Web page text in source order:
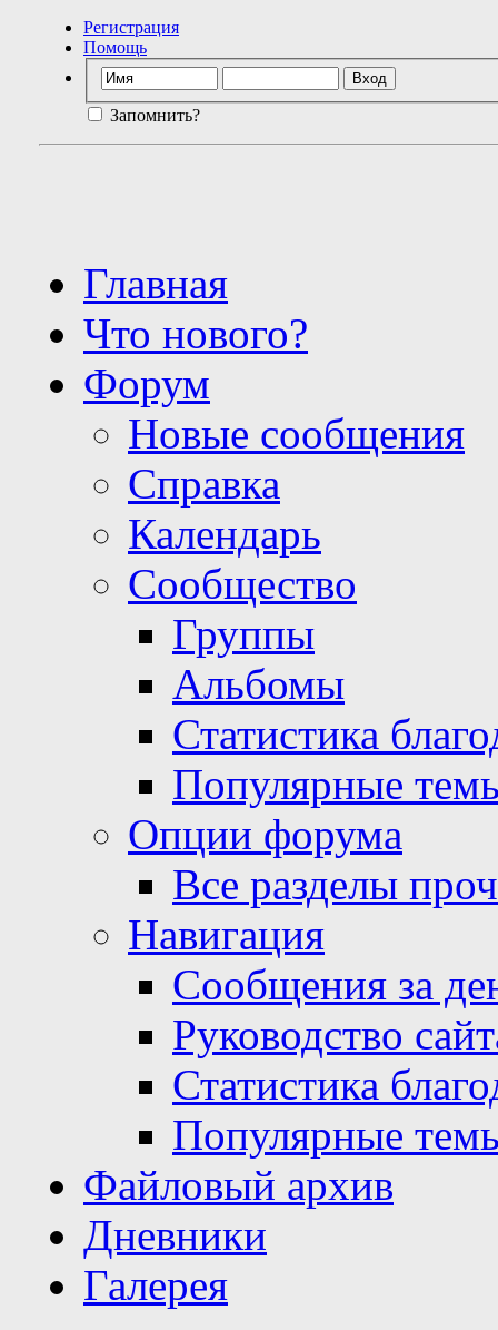
Регистрация
Помощь
Запомнить?
Главная
Что нового?
Форум
Новые сообщения
Справка
Календарь
Сообщество
Группы
Альбомы
Статистика
Популярные
Опции форума
Все разделы
Навигация
Сообщения за
Руководство
Статистика
Популярные
Файловый архив
Дневники
Галерея